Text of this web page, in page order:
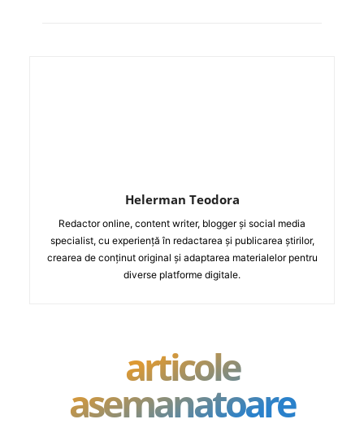
Helerman Teodora
Redactor online, content writer, blogger și social media
specialist, cu experiență în redactarea și publicarea știrilor,
crearea de conținut original și adaptarea materialelor pentru
diverse platforme digitale.
articole
asemanatoare